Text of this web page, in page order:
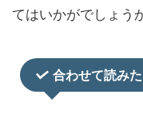
てはいかがでしょう
合わせて読み